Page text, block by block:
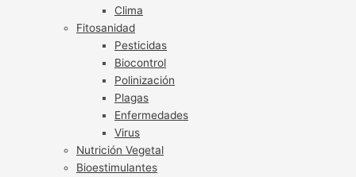
Clima
Fitosanidad
Pesticidas
Biocontrol
Polinización
Plagas
Enfermedades
Virus
Nutrición Vegetal
Bioestimulantes